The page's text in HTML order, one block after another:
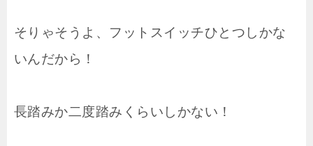
そりゃそうよ、フットスイッチひとつしかな
いんだから！
長踏みか二度踏みくらいしかない！